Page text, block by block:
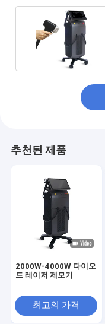
추천된 제품
2000W-4000W 다이오
드 레이저 제모기
최고의 가격